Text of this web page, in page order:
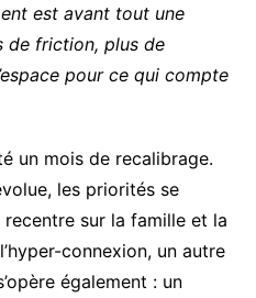
est avant tout une
de friction, plus de
pour ce qui compte
un mois de recalibrage.
les priorités se
sur la famille et la
connexion, un autre
également : un